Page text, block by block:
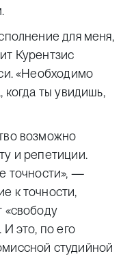
для меня,
Курентзис
«Необходимо
когда ты увидишь,
возможно
и репетиции.
точности», —
к точности,
«свободу
это, по его
студийной